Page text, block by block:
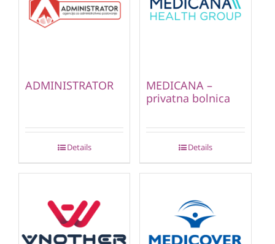
ADMINISTRATOR
Details
MEDICANA –
privatna bolnica
Details